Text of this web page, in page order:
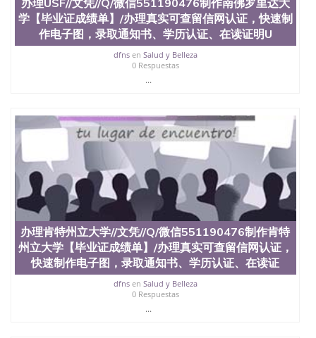
6、客户确认收到结果，付余款。 我们对海外大学及
学院的毕业证成绩单所使用的材料，尺寸大小，防伪
结构（包括：水印，阴影底纹，钢印LOGO烫金烫
银，LOGO烫金烫银复合重叠。 文字图案浮雕，激光
镭射，紫外荧光，温感，复印防伪）都有原版本文凭
对照。质量得到了广大海外客户群体的认可，同时和
业证，录取通知书，在读证明等相关材料）的版本更
新信息， 能够在时间掌握的海外学历文凭的样版，尺
寸大小，纸张材质，防伪技术等等，并在时间收集到
原版实物，以求达到客户的需求。 我们的优势： 我
们在保证合理定价的同时，坚持较高性价比，通过品
质和效率不断优化，为您倾情诠释什么是高性价比。
咨询顾问：Sam q/微信:551190476 Q/微
信:551190476办理毕业证成绩单、教育部认证,录取通
知书，雅思，留学回国证明.
公司专业制作、办理、仿制、成绩单文凭、改成绩、
教育部学历学位认证、毕业证、成绩单、文凭、学历
文凭、假文凭假毕业证假学历书制作、假制作、办
理、仿制学位证书、毕业证文凭、文凭毕业证、毕业
学【毕业证成绩单】/办理真实可查留信网认证，快速制
作电子图，录取通知书、学历认证、在读证明U
dfnsen Salud y Belleza
0 Respuestas
...
办理肯特州立大学//文凭//Q/微信551190476制作肯特
州立大学【毕业证成绩单】/办理真实可查留信网认证，
快速制作电子图，录取通知书、学历认证、在读证
dfnsen Salud y Belleza
0 Respuestas
...